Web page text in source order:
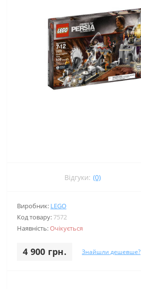
Відгуки: (0)
Виробник: LEGO
Код товару:7572
Наявність:Очікується
4 900 грн. Знайшли дешевше?